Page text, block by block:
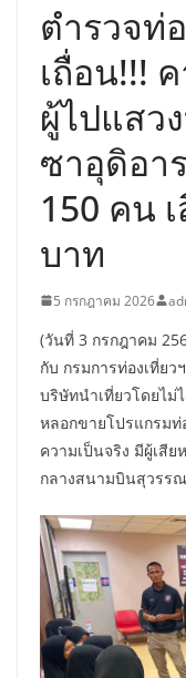
ตำรวจท่
เถื่อน!!!
ผู้ไปแสว
ซาอุดิอา
150 คน
บาท
5 กรกฎาคม 2026
(วันที่ 3 กรกฎาคม
กับ กรมการท่องเที่ย
บริษัทนำเที่ยวโดยไม่
หลอกขายโปรแกรมท่
ความเป็นจริง มีผู้เสี
กลางสนามบินสุวรร